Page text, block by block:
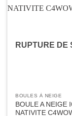
RUPTURE DE
BOULES À NEIGE
BOULE A NEIGE
NATIVITE